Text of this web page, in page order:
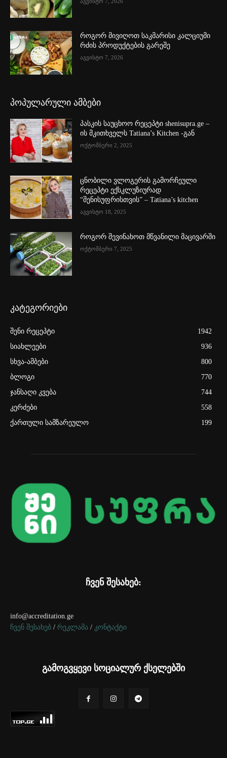
როგორ მივიღოთ საკმარისი კალციუმი
რძის პროდუქტების გარეშე
აგვისტო 7, 2026
პოპულარული ამბები
პასკის საუცხოო რეცეპტი shenisupra.ge –
ის მკითხველს Tatiana’s Kitchen -გან
ოქტომბერი 2, 2025
ცნობილი ვლოგერის გამორჩეული
რეცეპტი ექსკლუზიურად
“შენისუფრისთვის” – Tatiana’s kitchen
აგვისტო 18, 2025
როგორ შევინახოთ მწვანილი მაცივარში
ოქტომბერი 7, 2025
კატეგორიები
შენი რეცეპტი
1942
სიახლეები
936
სხვა-ამბები
800
ბლოგი
770
ჯანსაღი კვება
744
კერძები
558
ქართული სამზარეულო
199
ჩვენ შესახებ:
info@accreditation.ge
ჩვენ შესახებ / რეკლამა / კონტაქტი
გამოგვყევი სოციალურ ქსელებში